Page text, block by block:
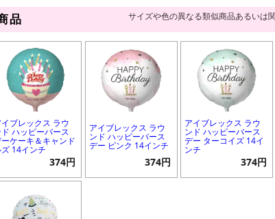
品 サイズや色の異なる類似商品あるいは
イブレックス ラウ
ド ハッピーバース
ケーキ＆キャンド
ズ 14インチ
374円
アイブレックス ラウ
ンド ハッピーバース
デー ピンク 14インチ
374円
アイブレックス ラウ
ンド ハッピーバース
デー ターコイズ 14イ
ンチ
374円